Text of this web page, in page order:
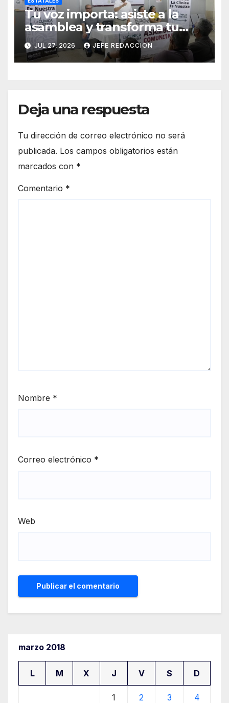
Tu voz importa: asiste a la
asamblea y transforma tu
clínica del IMSS-Bienestar
JUL 27, 2026 JEFE REDACCION
Deja una respuesta
Tu dirección de correo electrónico no será
publicada. Los campos obligatorios están
marcados con *
Comentario *
Nombre *
Correo electrónico *
Web
marzo 2018
L M X J V S D
1 2 3 4